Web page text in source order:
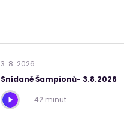
3. 8. 2026
Snídaně Šampionů- 3.8.2026
42 minut